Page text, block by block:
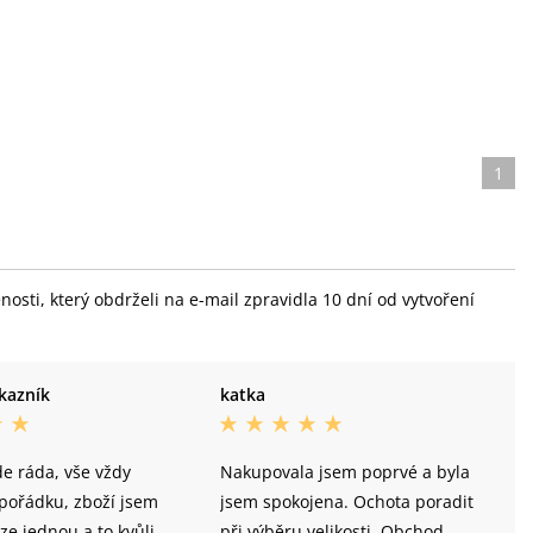
1
který obdrželi na e-mail zpravidla 10 dní od vytvoření
ráda, vše vždy
zboží jsem
katka
Nakupovala jsem poprvé a byla
jsem spokojena. Ochota poradit